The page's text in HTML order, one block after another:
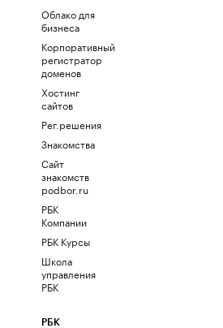
Облако для
бизнеса
Корпоративный
регистратор
доменов
Хостинг
сайтов
Рег.решения
Знакомства
Сайт
знакомств
podbor.ru
РБК
Компании
РБК Курсы
Школа
управления
РБК
РБК